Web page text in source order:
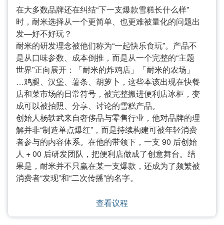
在大多数品牌还在纠结“下一支爆款雪糕长什么样”
时，耐米选择从一个更简单、也更难被量化的问题出
发—好不好玩？
耐米的研发理念被他们称为“一起快乐食玩”。产品不
是从口味参数、成本倒推，而是从一个完整的“主题
世界”正向展开：「耐米的炸鸡店」「耐米的农场」
…鸡腿、汉堡、薯条、胡萝卜，这些本该出现在快餐
店和菜市场的日常符号，被完整搬进便利店冰柜，变
成可以被拍照、分享、讨论的雪糕产品。
创始人杨轶武来自奢侈品与零售行业，他对品牌的理
解并非“制造单点爆红”，而是持续构建可被年轻消费
者参与的内容体系。在他的带领下，一支 90 后创始
人 + 00 后研发团队，把便利店做成了创意舞台。结
果是，耐米并不只赢在某一支爆款，还成为了频繁被
消费者“发现”和“二次传播”的名字。
查看议程